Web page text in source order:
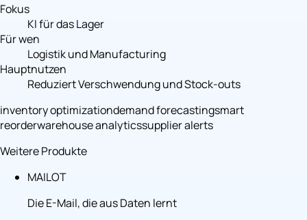
Fokus
KI für das Lager
Für wen
Logistik und Manufacturing
Hauptnutzen
Reduziert Verschwendung und Stock-outs
inventory optimizationdemand forecastingsmart
reorderwarehouse analyticssupplier alerts
Weitere Produkte
MAILOT
Die E-Mail, die aus Daten lernt